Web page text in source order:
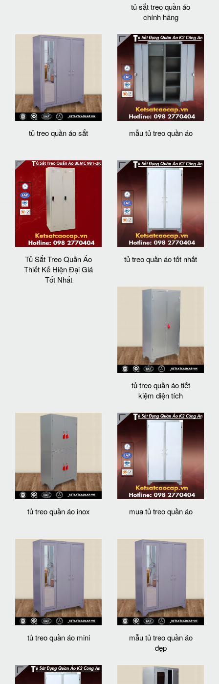
tủ sắt treo quần áo
chính hãng
tủ treo quần áo sắt mẫu tủ treo quần áo
Tủ Sắt Treo Quần Áo
Thiết Kế Hiện Đại Giá
Tốt Nhất
tủ treo quần áo tốt nhất
tủ treo quần áo tiết
kiệm diện tích
tủ treo quần áo inox mua tủ treo quần áo
tủ treo quần áo mini
mẫu tủ treo quần áo
đẹp